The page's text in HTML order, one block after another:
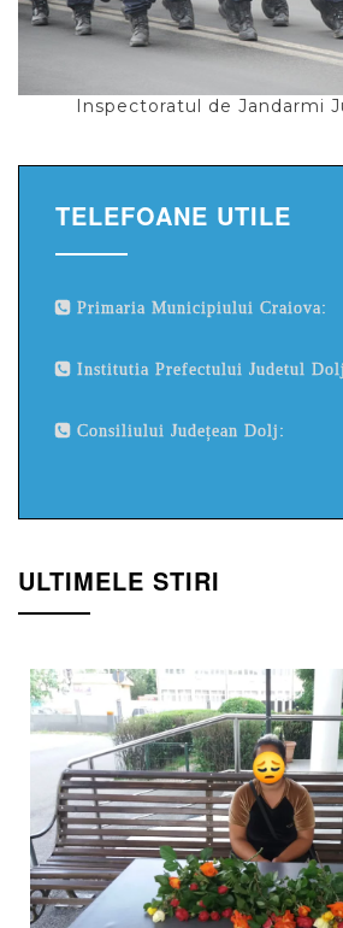
Inspectoratul de Jandarmi
TELEFOANE UTILE
Primaria Municipiului Craiova:
Institutia Prefectului Judetul
Consiliului Județean Dolj:
ULTIMELE STIRI